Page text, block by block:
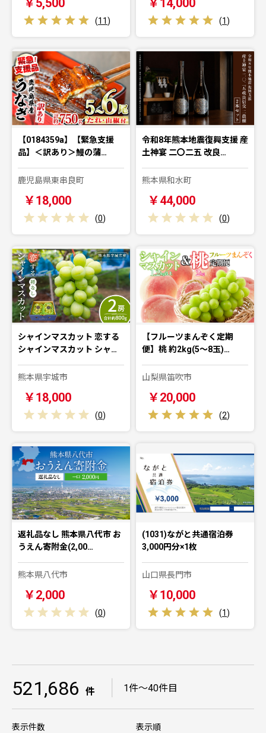
￥5,500
(11)
￥14,000
(1)
【0184359a】【緊急支援
品】＜訳あり＞鰻の蒲…
鹿児島県東串良町
￥18,000
(0)
令和8年熊本地震復興支援 産
土神宴 二〇二五 改良…
熊本県和水町
￥44,000
(0)
シャインマスカット 恋する
シャインマスカット シャ…
熊本県宇城市
￥18,000
(0)
【フルーツまんぞく定期
便】桃 約2kg(5～8玉)…
山梨県笛吹市
￥20,000
(2)
返礼品なし 熊本県八代市 お
うえん寄附金(2,00…
熊本県八代市
￥2,000
(0)
(1031)ながと共通宿泊券
3,000円分×1枚
山口県長門市
￥10,000
(1)
521,686 件 1件～40件目
表示件数 表示順